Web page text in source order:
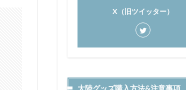
X（旧ツイッター）
大陸グッズ購入方法&注意事項